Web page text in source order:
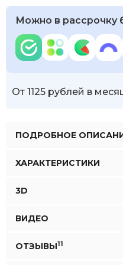
Можно в рассрочку
От 1125 рублей в
ПОДРОБНОЕ
ХАРАКТЕРИСТИКИ
3D
ВИДЕО
ОТЗЫВЫ11